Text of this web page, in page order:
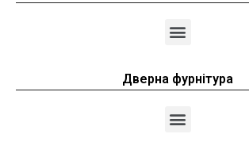
Дверна фурнітура